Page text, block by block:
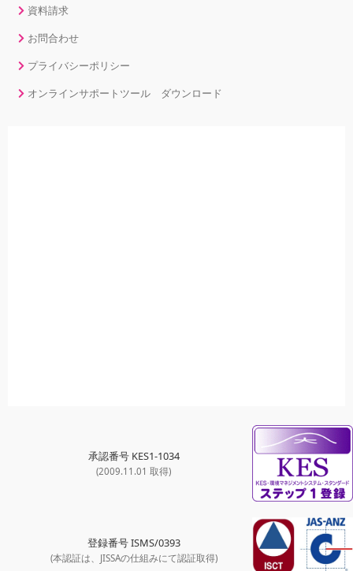
資料請求
お問合わせ
プライバシーポリシー
オンラインサポートツール ダウンロード
承認番号 KES1-1034
(2009.11.01 取得)
登録番号 ISMS/0393
(本認証は、JISSAの仕組みにて認証取得)